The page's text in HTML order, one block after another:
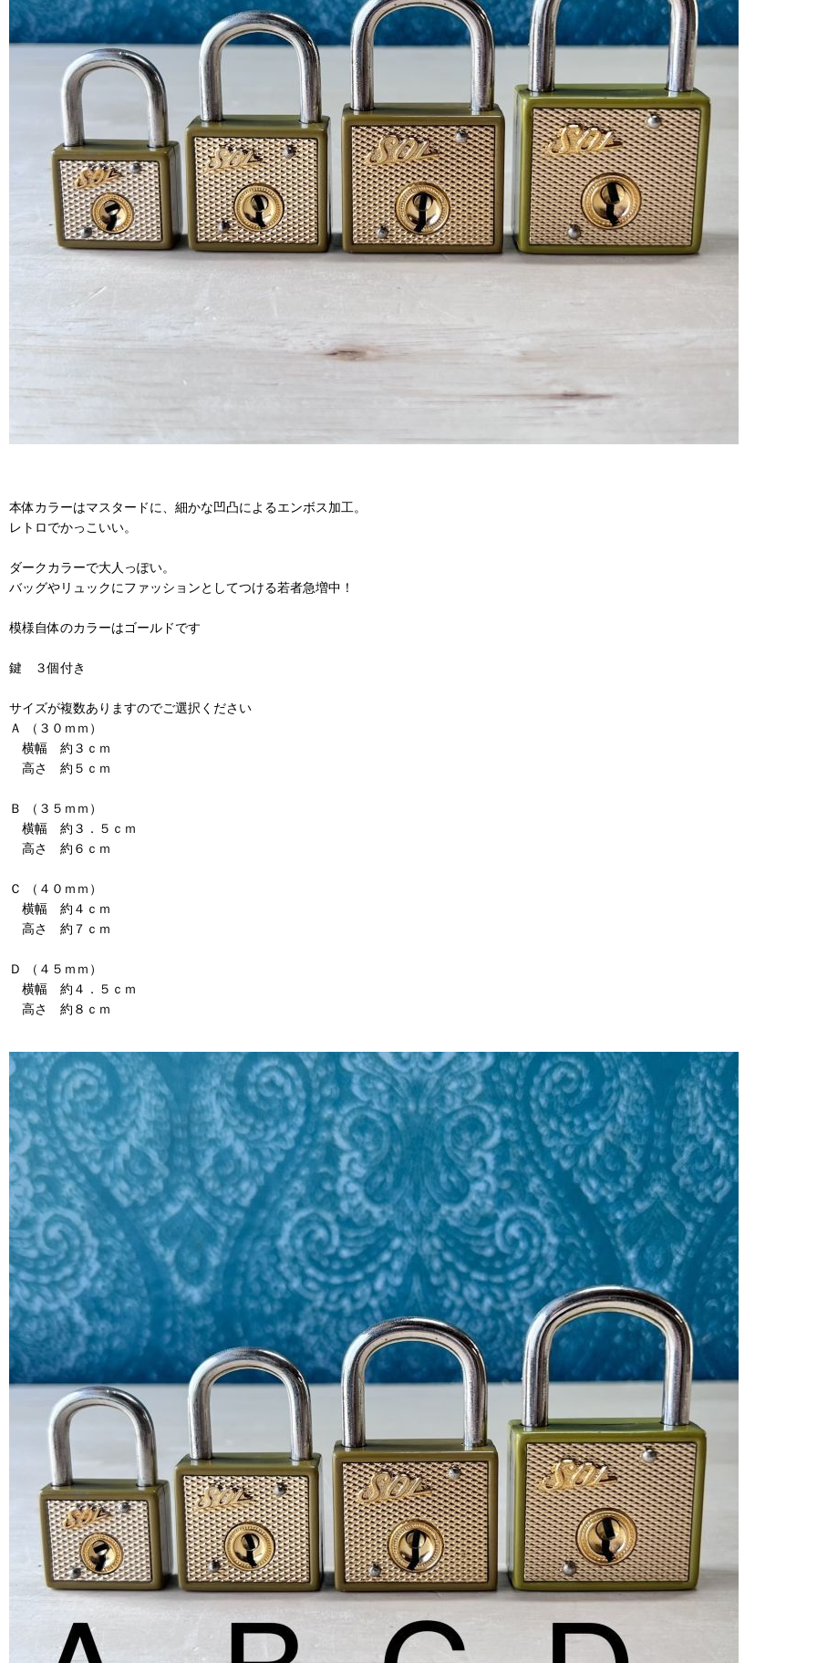
本体カラーはマスタードに、細かな凹凸によるエンボス加工。
レトロでかっこいい。
ダークカラーで大人っぽい。
バッグやリュックにファッションとしてつける若者急増中！
模様自体のカラーはゴールドです
鍵 ３個付き
サイズが複数ありますのでご選択ください
Ａ （３０ｍｍ）
横幅 約３ｃｍ
高さ 約５ｃｍ
Ｂ （３５ｍｍ）
横幅 約３．５ｃｍ
高さ 約６ｃｍ
Ｃ （４０ｍｍ）
横幅 約４ｃｍ
高さ 約７ｃｍ
Ｄ （４５ｍｍ）
横幅 約４．５ｃｍ
高さ 約８ｃｍ